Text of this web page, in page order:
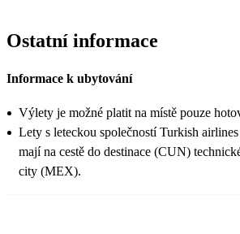
Ostatní informace
Informace k ubytování
Výlety je možné platit na místě pouze
Lety s leteckou společností Turkish
mají na cestě do destinace (CUN)
city (MEX).